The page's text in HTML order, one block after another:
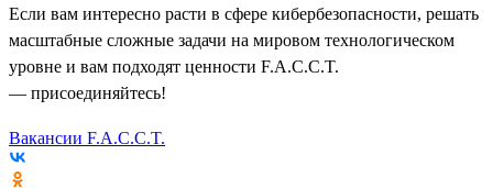
Если вам интересно расти в сфере кибербезопасности, решать
масштабные сложные задачи на мировом технологическом
уровне и вам подходят ценности F.A.C.C.T.
— присоединяйтесь!
Вакансии F.A.C.C.T.